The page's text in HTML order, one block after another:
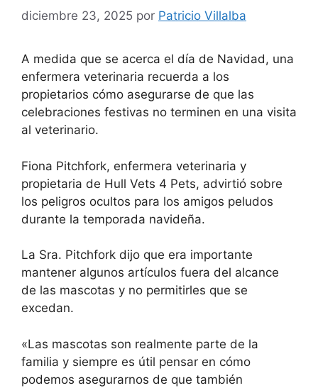
diciembre 23, 2025 por Patricio Villalba
A medida que se acerca el día de Navidad, una
enfermera veterinaria recuerda a los
propietarios cómo asegurarse de que las
celebraciones festivas no terminen en una visita
al veterinario.
Fiona Pitchfork, enfermera veterinaria y
propietaria de Hull Vets 4 Pets, advirtió sobre
los peligros ocultos para los amigos peludos
durante la temporada navideña.
La Sra. Pitchfork dijo que era importante
mantener algunos artículos fuera del alcance
de las mascotas y no permitirles que se
excedan.
«Las mascotas son realmente parte de la
familia y siempre es útil pensar en cómo
podemos asegurarnos de que también